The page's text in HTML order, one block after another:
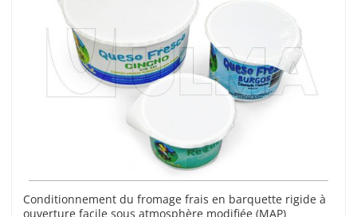
Conditionnement du fromage frais en barquette rigide à
ouverture facile sous atmosphère modifiée (MAP)